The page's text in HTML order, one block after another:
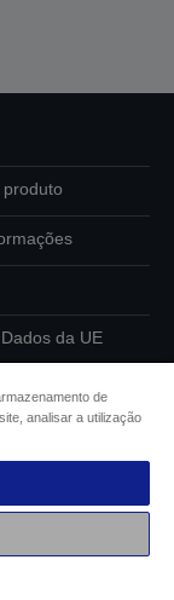
da UE
de
analisar a utilização